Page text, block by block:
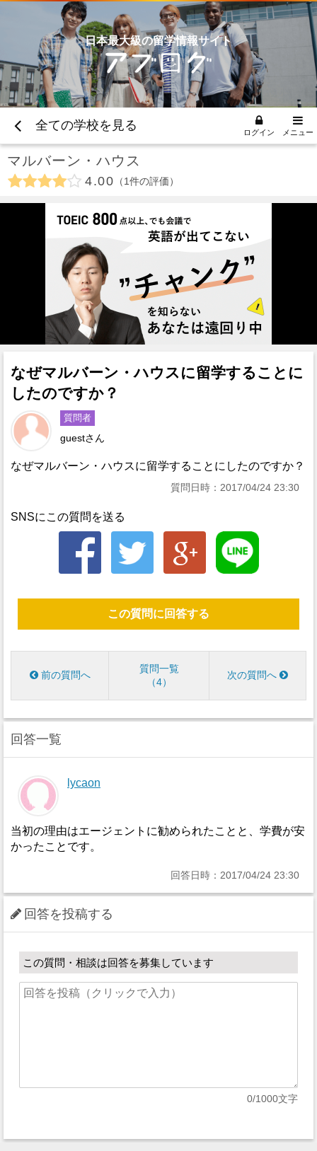
日本最大級の留学情報サイト
全ての学校を見る ログイン メニュー
マルバーン・ハウス
4.00 1件の評価
なぜマルバーン・ハウスに留学することに
したのですか？
質問者
guestさん
なぜマルバーン・ハウスに留学することにしたのですか？
質問日時：2017/04/24 23:30
SNSにこの質問を送る
この質問に回答する
前の質問へ
質問一覧
4
次の質問へ
回答一覧
lycaon
当初の理由はエージェントに勧められたことと、学費が安
かったことです。
回答日時：2017/04/24 23:30
回答を投稿する
この質問・相談は回答を募集しています
0/1000文字